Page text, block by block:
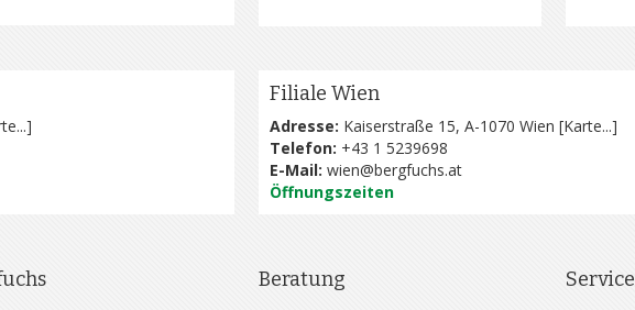
]
Filiale Wien
Adresse: Kaiserstraße 15, A-1070 Wien [Karte...]
Telefon: +43 1 5239698
E-Mail: wien@bergfuchs.at
Öffnungszeiten
Beratung Service